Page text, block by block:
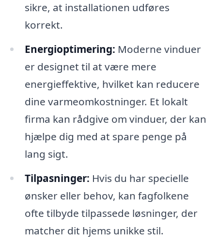
sikre, at installationen udføres
korrekt.
Energioptimering: Moderne vinduer
er designet til at være mere
energieffektive, hvilket kan reducere
dine varmeomkostninger. Et lokalt
firma kan rådgive om vinduer, der kan
hjælpe dig med at spare penge på
lang sigt.
Tilpasninger: Hvis du har specielle
ønsker eller behov, kan fagfolkene
ofte tilbyde tilpassede løsninger, der
matcher dit hjems unikke stil.